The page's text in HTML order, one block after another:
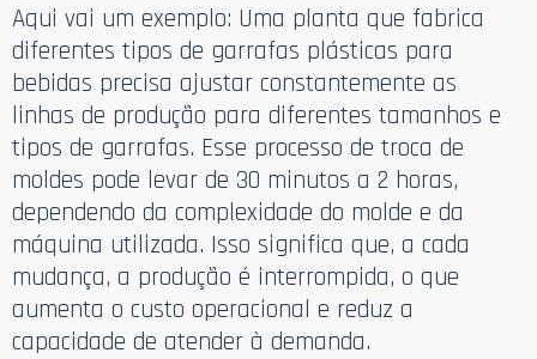
Aqui vai um exemplo: Uma planta que fabrica
diferentes tipos de garrafas plásticas para
bebidas precisa ajustar constantemente as
linhas de produção para diferentes tamanhos e
tipos de garrafas. Esse processo de troca de
moldes pode levar de 30 minutos a 2 horas,
dependendo da complexidade do molde e da
máquina utilizada. Isso significa que, a cada
mudança, a produção é interrompida, o que
aumenta o custo operacional e reduz a
capacidade de atender à demanda.